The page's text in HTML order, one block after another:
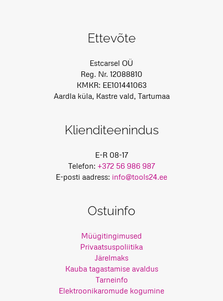
Ettevõte
Estcarsel OÜ
Reg. Nr. 12088810
KMKR: EE101441063
Aardla küla, Kastre vald, Tartumaa
Klienditeenindus
E-R 08-17
Telefon: +372 56 986 987
E-posti aadress: info@tools24.ee
Ostuinfo
Müügitingimused
Privaatsuspoliitika
Järelmaks
Kauba tagastamise avaldus
Tarneinfo
Elektroonikaromude kogumine